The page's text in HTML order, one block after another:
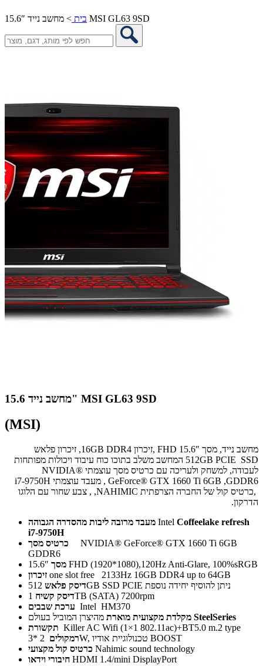
בית > מחשב נייד 15.6″ MSI GL63 9SD
מחשב נייד 15.6" MSI GL63 9SD
(MSI)
מחשב נייד, מסך 15.6″ FHD ,זיכרון 16GB DDR4, זיכרון פלאש
512GB PCIE SSD המחשב משלב בתוכו כוח עיבוד ויכולות מפותחות
לעבודה, למשחק ולעריכה עם כרטיס מסך עוצמתי NVIDIA®
GeForce® GTX 1660 Ti 6GB ,GDDR6 , מעבד עוצמתי i7-9750H
,כרטיס קול של החברה הצרפתית NAHIMIC, , צבע שחור עם הלוגו
הדרקון.
מעבד מרובה ליבות מהסדרה הגבוהה Intel Coffeelake refresh
i7-9750H
כרטיס מסך
NVIDIA® GeForce® GTX 1660 Ti 6GB
GDDR6
מסך 15.6″ FHD (1920*1080),120Hz Anti-Glare, 100%sRGB
זיכרון one slot free 2133Hz 16GB DDR4 up to 64GB
דיסק פלאש
512GB SSD PCIE ניתן להוסיף יחידה נוספת
דיסק קשיח
1TB (SATA) 7200rpm
ערכת שבבים
Intel HM370
מקלדת מקצועית מוארת SteelSeries
תקשורת Killer AC Wifi (1×1 802.11ac)+BT5.0 m.2 type
רמקולים
2 *3W, טכנולוגיית אודיו BOOST
כרטיס קול מקצועי Nahimic sound technology
חיבורי וידאו HDMI 1.4/mini DisplayPort